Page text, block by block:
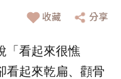
收藏 分享
「看起來很憔
看起來乾扁、顴骨